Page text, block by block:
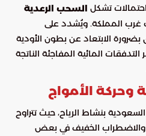
احتمالات تشكل السحب الرعدية
المملكة. ويُشدد على
الابتعاد عن بطون الأودية
المائية المفاجئة الناتجة
وحركة الأمواج
السعودية بنشاط الرياح، حيث تتراوح
والاضطراب الخفيف في بعض